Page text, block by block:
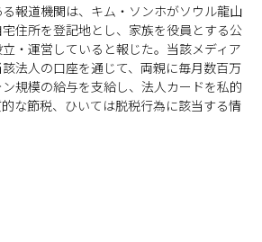
報道機関は、キム・ソンホがソウル龍山
住所を登記地とし、家族を役員とする公
・運営していると報じた。当該メディア
法人の口座を通じて、両親に毎月数百万
規模の給与を支給し、法人カードを私的
な節税、ひいては脱税行為に該当する情